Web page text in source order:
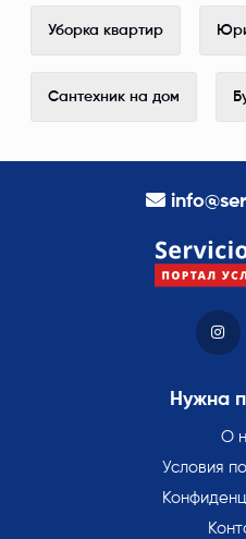
Уборка квартир
Сантехник на дом
Нужна
О
Условия